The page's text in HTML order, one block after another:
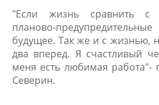
"Если жизнь сравнить с
планово-
будущее. Так же и с жизнью,
два вперед. Я счастливый
меня есть любимая работа"-
Северин.